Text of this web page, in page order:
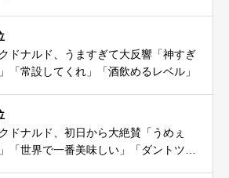
ドナルド、うますぎて大反響「神すぎ
「常設してくれ」「酒飲めるレベル」
ドナルド、初日から大絶賛「うめぇ
「世界で一番美味しい」「ダントツ」